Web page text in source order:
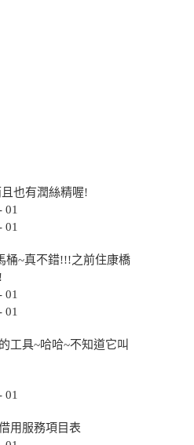
也有潤絲精喔!
桶~真不錯!!!之前住康橋
工具~哈哈~不知道它叫
用服務項目表